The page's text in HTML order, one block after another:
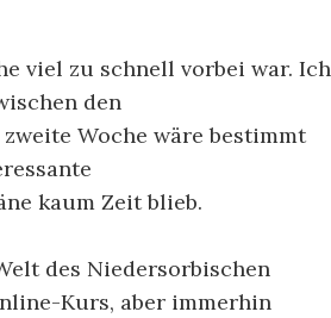
viel zu schnell vorbei war. Ich
den
Woche wäre bestimmt
kaum Zeit blieb.
des Niedersorbischen
Kurs, aber immerhin